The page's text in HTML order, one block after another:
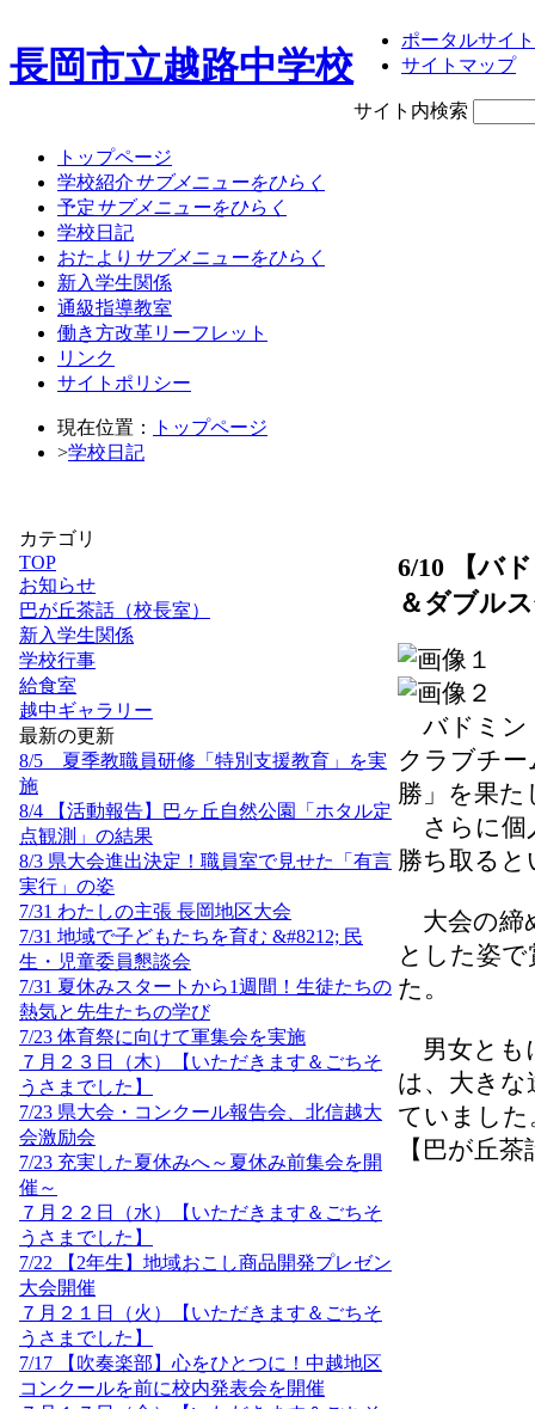
長岡市立越路中学校
ポータルサイト
サイトマップ
サイト内検索
トップページ
学校紹介サブメニューをひらく
予定サブメニューをひらく
学校日記
おたより サブメニューをひらく
新入学生関係
通級指導教室
働き方改革リーフレット
リンク
サイトポリシー
現在位置：
トップページ
>学校日記